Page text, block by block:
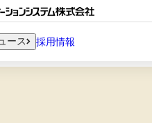
ース 採用情報